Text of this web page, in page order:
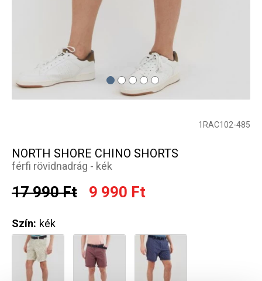
1RAC102-485
NORTH SHORE CHINO SHORTS
férfi rövidnadrág - kék
17 990 Ft 9 990 Ft
Szín: kék